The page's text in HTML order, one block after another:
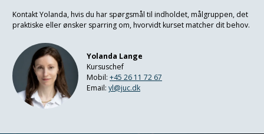
Kontakt Yolanda, hvis du har spørgsmål til indholdet, målgruppen, det
praktiske eller ønsker sparring om, hvorvidt kurset matcher dit behov.
Yolanda Lange
Kursuschef
Mobil: +45 26 11 72 67
Email: yl@juc.dk